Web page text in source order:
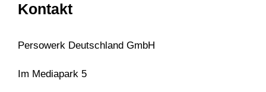
Kontakt
Persowerk Deutschland GmbH
Im Mediapark 5